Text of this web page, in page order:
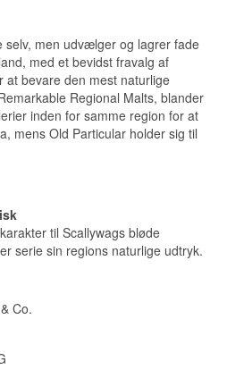
farve: Ja
2021
Christmas Edition 2021
Askeagtig · Salt · Mineralsk · Fadstyrke
Ældre juleudgaver bliver løbende
at finde i uåbnet stand.
du at?
den ellevte i rækken. Douglas Laing
vores udvalg af
selv, men udvælger og lagrer fade
med et bevidst fravalg af
at bevare den mest naturlige
Regional Malts, blander
inden for samme region for at
mens Old Particular holder sig til
til Scallywags bløde
serie sin regions naturlige udtryk.
Co.